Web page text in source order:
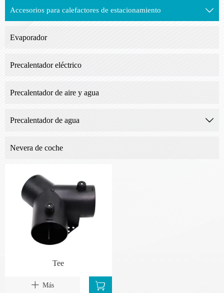
Accesorios para calefactores de estacionamiento 
Evaporador
Precalentador eléctrico
Precalentador de aire y agua
Precalentador de agua 
Nevera de coche
Tee
 Más 